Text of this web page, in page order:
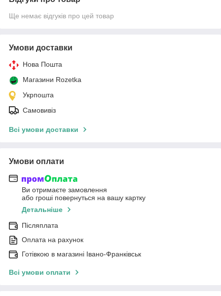
Ще немає відгуків про цей товар
Умови доставки
Нова Пошта
Магазини Rozetka
Укрпошта
Самовивіз
Всі умови доставки
Умови оплати
Ви отримаєте замовлення
або гроші повернуться на вашу картку
Детальніше
Післяплата
Оплата на рахунок
Готівкою в магазині Івано-Франківськ
Всі умови оплати